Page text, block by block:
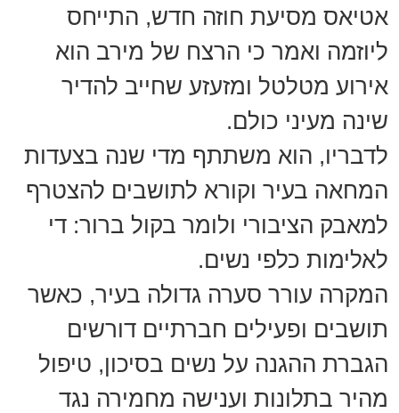
אטיאס מסיעת חוזה חדש, התייחס
ליוזמה ואמר כי הרצח של מירב הוא
אירוע מטלטל ומזעזע שחייב להדיר
שינה מעיני כולם.
לדבריו, הוא משתתף מדי שנה בצעדות
המחאה בעיר וקורא לתושבים להצטרף
למאבק הציבורי ולומר בקול ברור: די
לאלימות כלפי נשים.
המקרה עורר סערה גדולה בעיר, כאשר
תושבים ופעילים חברתיים דורשים
הגברת ההגנה על נשים בסיכון, טיפול
מהיר בתלונות וענישה מחמירה נגד